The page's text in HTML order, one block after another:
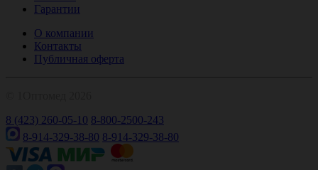
Гарантии
О компании
Контакты
Публичная оферта
8 (423) 260-05-10 8-800-2500-243
8-914-329-38-80 8-914-329-38-80